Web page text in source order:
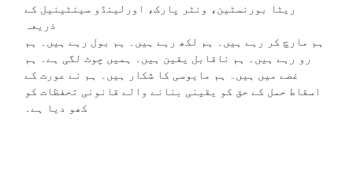
ریٹا بورنسٹین، ونٹر پارک، اورلینڈو سینٹینیل کے
ذریعہ
ہم مارچ کر رہے ہیں۔ ہم لکھ رہے ہیں۔ ہم بول رہے ہیں۔ ہم
رو رہے ہیں۔ ہم ناقابل یقین ہیں۔ ہمیں چوٹ لگی ہے۔ ہم
غصے میں ہیں۔ ہم مایوسی کا شکار ہیں۔ ہم نے عورت کے
اسقاط حمل کے حق کو یقینی بنانے والے قانونی تحفظات کو
کھو دیا ہے۔